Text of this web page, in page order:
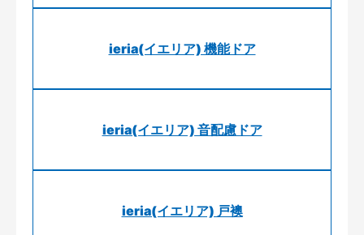
ieria(イエリア) 機能ドア
ieria(イエリア) 音配慮ドア
ieria(イエリア) 戸襖